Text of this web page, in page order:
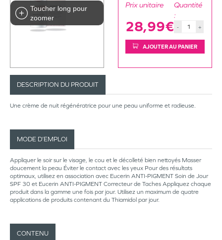
Toucher long pour
zoomer
Prix unitaire
28,99€
Quantité
:
- +
AJOUTER AU PANIER
DESCRIPTION DU PRODUIT
Une crème de nuit régénératrice pour une peau uniforme et radieuse.
MODE D’EMPLOI
Appliquer le soir sur le visage, le cou et le décolleté bien nettoyés Masser
doucement la peau Éviter le contact avec les yeux Pour des résultats
optimaux, utilisez en association avec Eucerin ANTI-PIGMENT Soin de Jour
SPF 30 et Eucerin ANTI-PIGMENT Correcteur de Taches Appliquez chaque
produit dans la gamme une fois par jour. Utilisez un maximum de quatre
applications de produits contenant du Thiamidol par jour.
CONTENU